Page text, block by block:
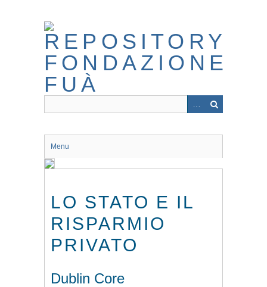
Menu
LO STATO E IL
RISPARMIO
PRIVATO
Dublin Core